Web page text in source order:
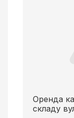
Оренда
складу